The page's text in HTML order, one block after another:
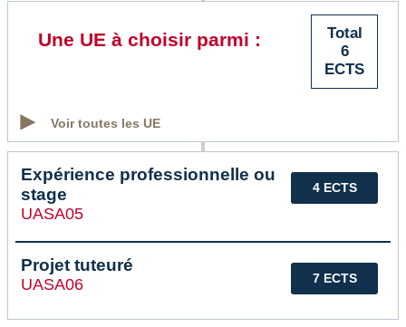
Total
6
ECTS
Une UE à choisir parmi :
Voir toutes les UE
4 ECTS
Expérience professionnelle ou
stage
UASA05
7 ECTS
Projet tuteuré
UASA06